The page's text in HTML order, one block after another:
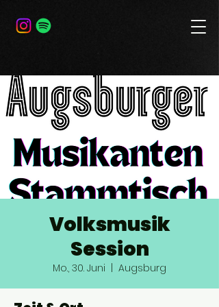
Volksmusik
Session
Mo., 30. Juni Augsburg